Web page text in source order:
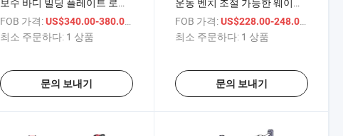
힙 쓰러스트 기계
FOB 가격: US$340.00-380.00
최소 주문하다: 1 상품
문의 보내기
벤치와 다리 확장 컬
FOB 가격: US$228.00-248.00
최소 주문하다: 1 상품
문의 보내기